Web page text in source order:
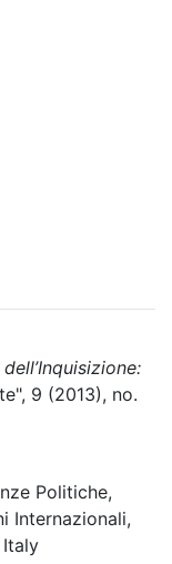
9 (2013), no.
Politiche,
Internazionali,
Italy